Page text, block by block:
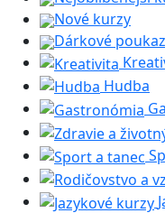
Nové kurzy
Dárkové
Hudba